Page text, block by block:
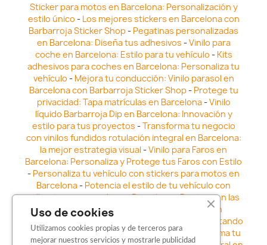
Sticker para motos en Barcelona: Personalización y
estilo único - Los mejores stickers en Barcelona con
Barbarroja Sticker Shop- Pegatinas personalizadas
en Barcelona: Diseña tus adhesivos -Vinilo para
coche en Barcelona: Estilo para tu vehículo - Kits
adhesivos para coches en Barcelona: Personaliza tu
vehículo - Mejora tu conducción: Vinilo parasol en
Barcelona con Barbarroja Sticker Shop- Protege tu
privacidad: Tapa matrículas en Barcelona-Vinilo
líquido Barbarroja Dip en Barcelona: Innovación y
estilo para tus proyectos -Transforma tu negocio
con vinilos fundidos rotulación integral en Barcelona:
la mejor estrategia visual -Vinilo para Faros en
Barcelona: Personaliza y Protege tus Faros con Estilo
- Personaliza tu vehículo con stickers para motos en
Barcelona- Potencia el estilo de tu vehículo con
adhesivos para coche en Barcelona-Destaca en las
calles: Los Mejores stickers para coches en
Vinilo para faros en Barcelona: Resaltando
la Estética y Seguridad del Automóvil- Transforma tu
Uso de cookies
Utilizamos cookies propias y de terceros para
mejorar nuestros servicios y mostrarle publicidad